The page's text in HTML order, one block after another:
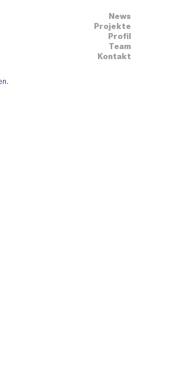
News
Projekte
Profil
Team
Kontakt